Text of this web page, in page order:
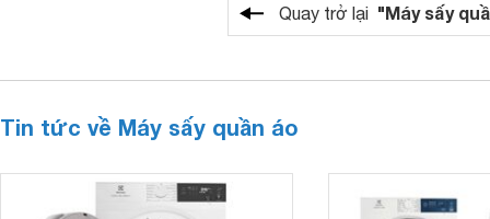
Quay trở lại "Máy sấy
Tin tức về Máy sấy quần áo